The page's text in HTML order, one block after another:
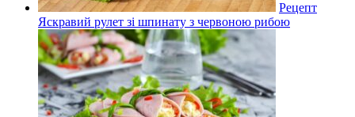
Рецепт
Яскравий рулет зі шпинату з червоною рибою